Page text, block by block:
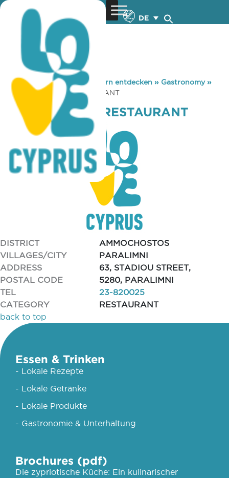
DE
You are here: Home »Zypern entdecken » Gastronomy»
COSTAS ROPAS RESTAURANT
COSTAS ROPAS RESTAURANT
DISTRICT
AMMOCHOSTOS
VILLAGES/CITY
PARALIMNI
ADDRESS
63, STADIOU STREET,
POSTAL CODE
5280, PARALIMNI
TEL
23-820025
CATEGORY
RESTAURANT
back to top
Essen & Trinken
- Lokale Rezepte
- Lokale Getränke
- Lokale Produkte
- Gastronomie & Unterhaltung
Brochures (pdf)
Die zypriotische Küche: Ein kulinarischer